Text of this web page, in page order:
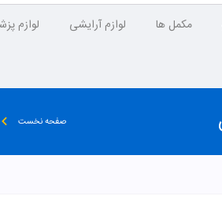
مکمل ها لوازم آرایشی لوازم
صفحه نخست